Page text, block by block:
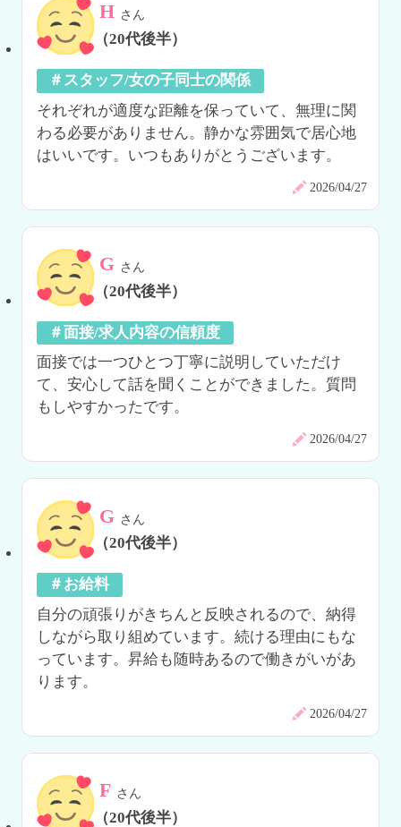
H さん
（20代後半）
＃スタッフ/女の子同士の関係
それぞれが適度な距離を保っていて、無理に関
わる必要がありません。静かな雰囲気で居心地
はいいです。いつもありがとうございます。
2026/04/27
G さん
（20代後半）
＃面接/求人内容の信頼度
面接では一つひとつ丁寧に説明していただけ
て、安心して話を聞くことができました。質問
もしやすかったです。
2026/04/27
G さん
（20代後半）
＃お給料
自分の頑張りがきちんと反映されるので、納得
しながら取り組めています。続ける理由にもな
っています。昇給も随時あるので働きがいがあ
ります。
2026/04/27
F さん
（20代後半）